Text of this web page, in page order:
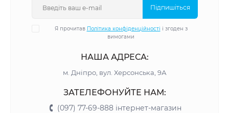
Підпишіться
Я прочитав Політика конфіденційності і згоден з
вимогами
НАША АДРЕСА:
м. Дніпро, вул. Херсонська, 9А
ЗАТЕЛЕФОНУЙТЕ НАМ:
(097) 77-69-888 інтернет-магазин